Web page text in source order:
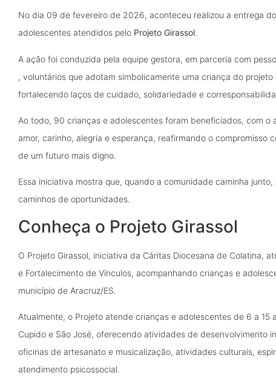
No dia 09 de fevereiro de 2026, aconteceu realizou a entrega
adolescentes atendidos pelo Projeto Girassol.
A ação foi conduzida pela equipe gestora, em parceria com
, voluntários que adotam simbolicamente uma criança do
fortalecendo laços de cuidado, solidariedade e
Ao todo, 90 crianças e adolescentes foram beneficiados, com
amor, carinho, alegria e esperança, reafirmando o
de um futuro mais digno.
Essa iniciativa mostra que, quando a comunidade caminha
caminhos de oportunidades.
Conheça o Projeto Girassol
O Projeto Girassol, iniciativa da Cáritas Diocesana de Colatina,
e Fortalecimento de Vínculos, acompanhando crianças e
município de Aracruz/ES.
Atualmente, o Projeto atende crianças e adolescentes de 6 a 15
Cupido e São José, oferecendo atividades de desenvolvimento
oficinas de artesanato e musicalização, atividades culturais,
atendimento psicossocial.